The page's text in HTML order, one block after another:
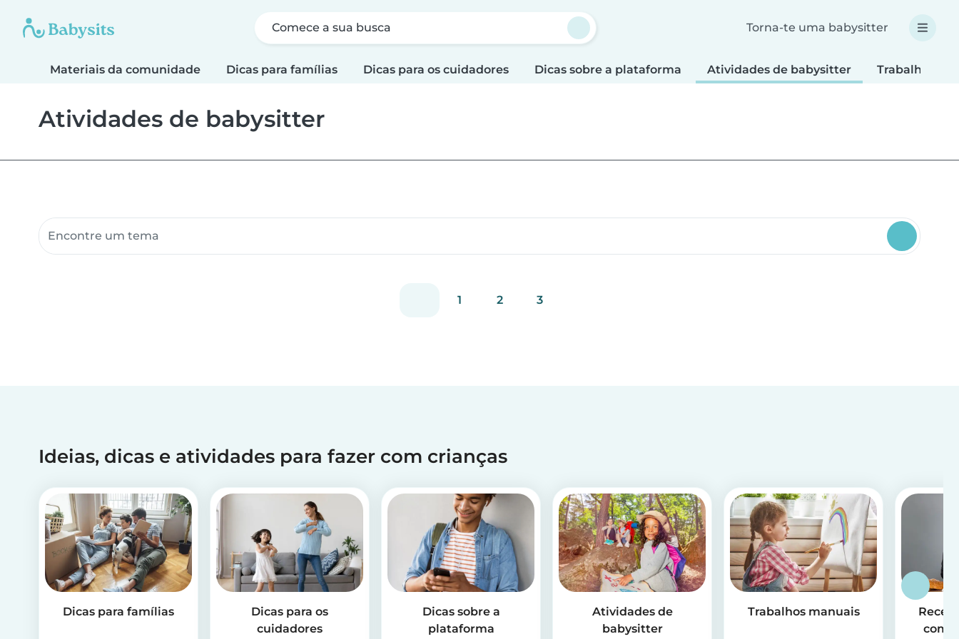
Comece a sua busca Torna-te uma babysitter
Materiais da comunidade Dicas para famílias Dicas para os cuidadores Dicas sobre a plataforma Atividades de babysitter Trabalhos
Atividades de babysitter
Pesquisar materiais da comunidade
1 2 3
Ideias, dicas e atividades para fazer com crianças
Dicas para famílias
Dicas para os
cuidadores
Dicas sobre a
plataforma
Atividades de
babysitter
Trabalhos manuais
com